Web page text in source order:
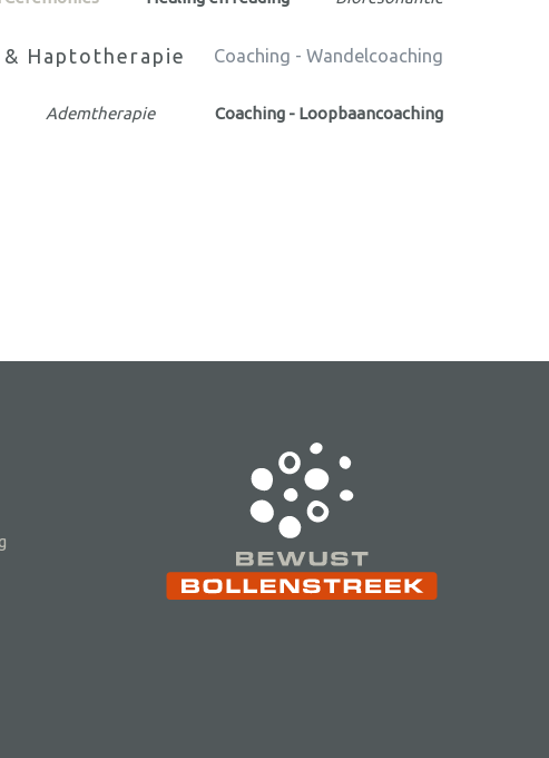
Haptotherapie Coaching - Wandelcoaching
Ademtherapie Coaching - Loopbaancoaching